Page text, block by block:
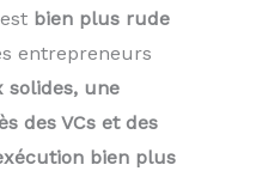
bien plus rude
entrepreneurs
solides, une
des VCs et des
bien plus